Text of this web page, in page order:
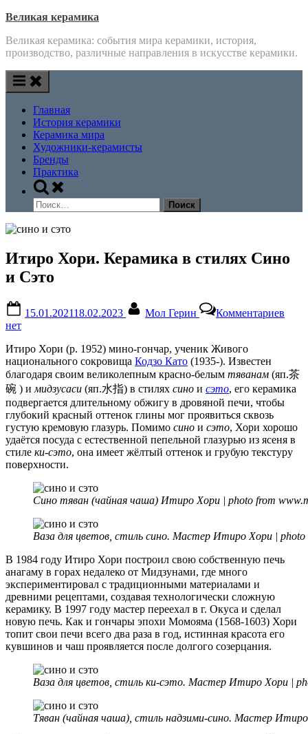
Skip
content
Великая керамика
Великая керамика: события мира керамики, история,
производство, различные направления в искусстве керамики.
Главная
История керамики
Керамика мира
Художники-керамисты
Бренды
Практика
Toggle
search
form
Найти:
Итиро Хори. Керамика в стилях Сино
и Сэто
on
15.01.202118.02.2023 Мол Герин Комментариев
в
и
нет
Итиро Хори (р. 1952) мино-гончар, ученик Живого
национального сокровища Кодзо Като (1935-). Известен
благодаря своим великолепным красно-белым тяванам (яп.茶
碗 ) и мидзусаси (яп.水指) в стилях сино и сэто, его керамика
подвергается длительному обжигу в дровяной печи, чтобы
глубокий красный оттенок глины мог проявиться сквозь
густую кремовую глазурь. Помимо сино и сэто, Хори хорошо
удаётся посуда с естественной пепельной глазурью из ясеня в
стиле ки-сэто, она имеет жёлтый оттенок и грубую текстуру
поверхности.
Сино тяван (чайная чаша) Итиро Хори | photo from
Ваза для цветов, стиль сино. Мастер Итиро Хори | photo
В 1984 году Итиро Хори построил свою собственную печь
анагаму в горах недалеко от Мидзунами, где много
экспериментировал с традиционными материалами и
древними рецептами, создавая технологически сложную
керамику. В 1997 году мастер переехал в г. Окуса и сделал
новую печь. Как и гончары эпохи Момояма (1568-1603) Хори
топит свои печи всего два раза в год, истинная красота его
кувшинов и чаш проявляется после долгого созерцания.
Ваза для цветов, стиль ки-сэто. Мастер Итиро Хори |
Тяван (чайная чаша), стиль надзими-сино. Мастер